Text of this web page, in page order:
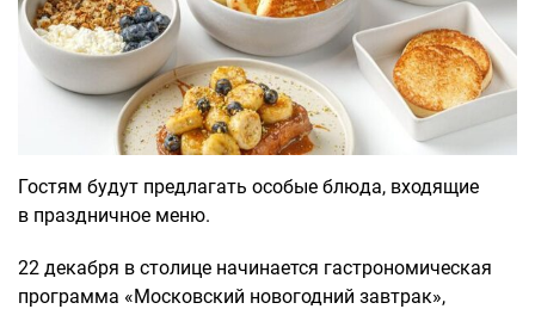
Гостям будут предлагать особые блюда, входящие
в праздничное меню.
22 декабря в столице начинается гастрономическая
программа «Московский новогодний завтрак»,